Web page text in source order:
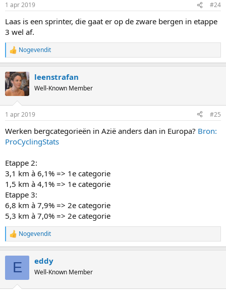
1 apr 2019 #24
Laas is een sprinter, die gaat er op de zware bergen in etappe
3 wel af.
R
e
c
t
i
s
Nogevendit
leenstrafan
Well-Known Member
1 apr 2019 #25
Werken bergcategorieën in Azië anders dan in Europa? Bron:
ProCyclingStats
Etappe 2:
3,1 km à 6,1% => 1e categorie
1,5 km à 4,1% => 1e categorie
Etappe 3:
6,8 km à 7,9% => 2e categorie
5,3 km à 7,0% => 2e categorie
R
e
Nogevendit
E eddy
Well-Known Member